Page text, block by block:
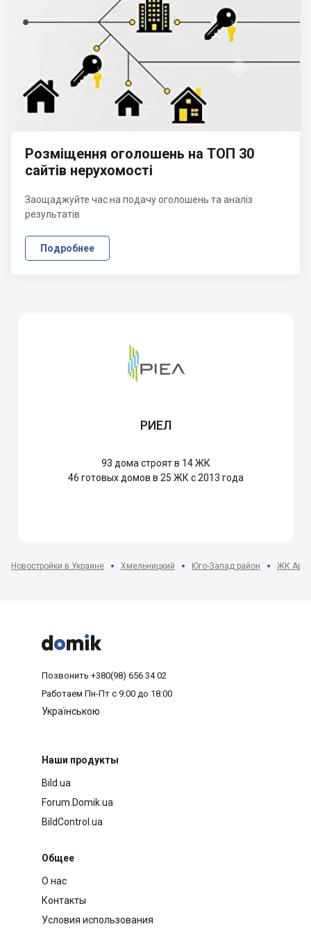
Розміщення оголошень на ТОП 30
сайтів нерухомості
Заощаджуйте час на подачу оголошень та аналіз
результатів
Подробнее
РИЕЛ
93 дома строят в 14 ЖК
46 готовых домов в 25 ЖК с 2013 года
Новостройки в Украине Хмельницкий Юго-Запад район ЖК



Позвонить +380(98) 656 34 02
Работаем Пн-Пт с 9:00 до 18:00
Українською
Наши продукты
Bild.ua
Forum.Domik.ua
BildControl.ua
Общее
О нас
Контакты
Условия использования